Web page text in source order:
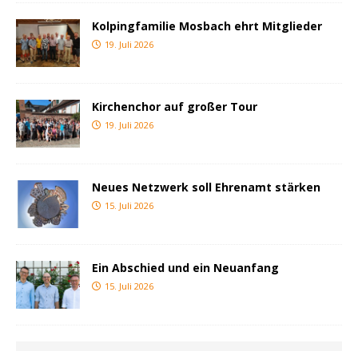
Kolpingfamilie Mosbach ehrt Mitglieder
19. Juli 2026
Kirchenchor auf großer Tour
19. Juli 2026
Neues Netzwerk soll Ehrenamt stärken
15. Juli 2026
Ein Abschied und ein Neuanfang
15. Juli 2026